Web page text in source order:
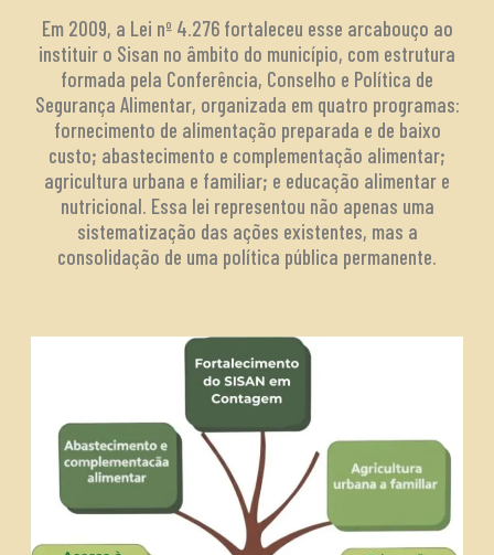
Em 2009, a Lei nº 4.276 fortaleceu esse arcabouço ao
instituir o Sisan no âmbito do município, com estrutura
formada pela Conferência, Conselho e Política de
Segurança Alimentar, organizada em quatro programas:
fornecimento de alimentação preparada e de baixo
custo; abastecimento e complementação alimentar;
agricultura urbana e familiar; e educação alimentar e
nutricional. Essa lei representou não apenas uma
sistematização das ações existentes, mas a
consolidação de uma política pública permanente.